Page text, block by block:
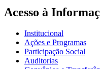
Acesso à
Institucional
Ações e Programas
Participação Social
Auditorias